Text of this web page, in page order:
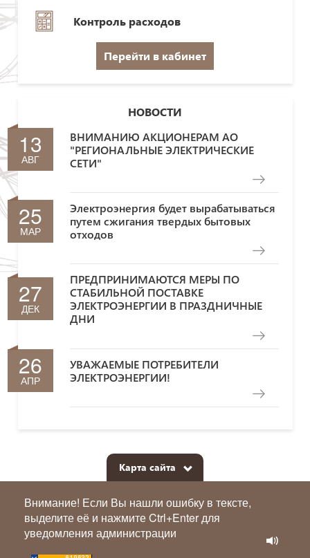
Контроль расходов
Перейти в кабинет
НОВОСТИ
13
АВГ
ВНИМАНИЮ АКЦИОНЕРАМ АО
"РЕГИОНАЛЬНЫЕ ЭЛЕКТРИЧЕСКИЕ
СЕТИ"
25
МАР
Электроэнергия будет вырабатываться
путем сжигания твердых бытовых
отходов
27
ДЕК
ПРЕДПРИНИМАЮТСЯ МЕРЫ ПО
СТАБИЛЬНОЙ ПОСТАВКЕ
ЭЛЕКТРОЭНЕРГИИ В ПРАЗДНИЧНЫЕ
ДНИ
26
АПР
УВАЖАЕМЫЕ ПОТРЕБИТЕЛИ
ЭЛЕКТРОЭНЕРГИИ!
Карта сайта
Внимание! Если Вы нашли ошибку в тексте,
выделите её и нажмите Ctrl+Enter для
уведомления администрации